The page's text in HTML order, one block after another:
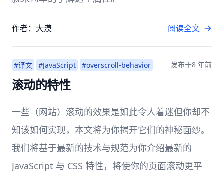
作者：大漠 阅读全文
#译文 #JavaScript #overscroll-behavior 发布于8 年前
滚动的特性
一些（网站）滚动的效果是如此令人着迷但你却不
知该如何实现，本文将为你揭开它们的神秘面纱。
我们将基于最新的技术与规范为你介绍最新的
JavaScript 与 CSS 特性，将使你的页面滚动更平